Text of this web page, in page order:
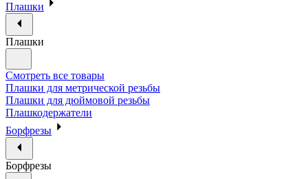
Плашки
Плашки
Смотреть все товары
Плашки для метрической резьбы
Плашки для дюймовой резьбы
Плашкодержатели
Борфрезы
Борфрезы